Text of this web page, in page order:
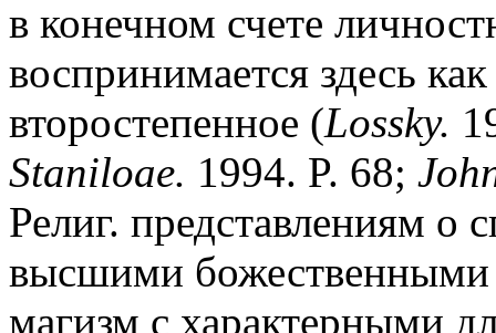
в конечном счете
воспринимается здесь
второстепенное (Lossky.
Staniloae. 1994. P. 68;
Религ. представлениям о
высшими божественными
магизм с характерными